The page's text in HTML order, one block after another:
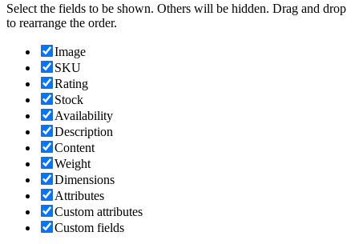
Select the fields to be shown. Others will be hidden. Drag and drop
to rearrange the order.
Image
SKU
Rating
Stock
Availability
Description
Content
Weight
Dimensions
Attributes
Custom attributes
Custom fields